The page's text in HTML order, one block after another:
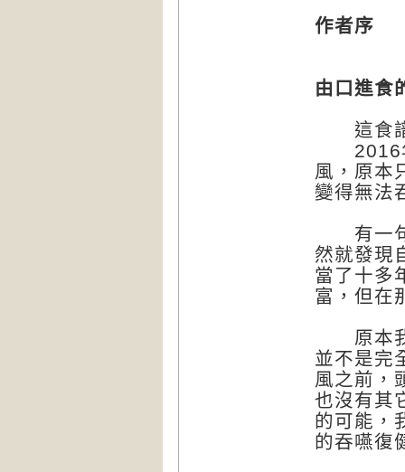
作者序
由口進食
這食譜
2016年
風，原本
變得無法
有一句
然就發現
當了十多
富，但在
原本我
並不是完
風之前，
也沒有其
的可能，
的吞嚥復